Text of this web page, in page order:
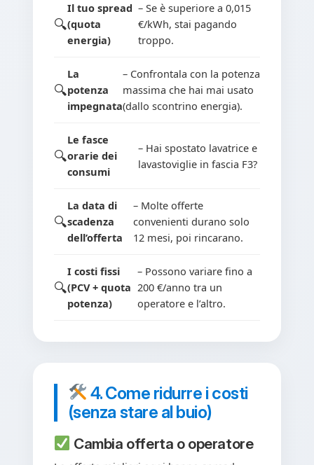
Il tuo spread
(quota
energia)
– Se è superiore a 0,015
€/kWh, stai pagando
troppo.
La
potenza
impegnata
– Confrontala con la potenza
massima che hai mai usato
(dallo scontrino energia).
Le fasce
orarie dei
consumi
– Hai spostato lavatrice e
lavastoviglie in fascia F3?
La data di
scadenza
dell’offerta
– Molte offerte
convenienti durano solo
12 mesi, poi rincarano.
I costi fissi
(PCV + quota
potenza)
– Possono variare fino a
200 €/anno tra un
operatore e l’altro.
4. Come ridurre i costi
(senza stare al buio)
Cambia offerta o operatore